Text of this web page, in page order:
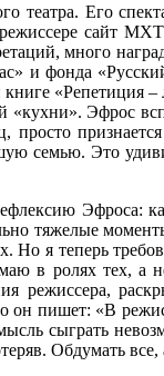
театра. Его
сайт
много
и фонда
«Репетиция
«кухни». Эфрос
семью. Это
Эфроса:
тяжелые
Но я теперь
в ролях тех,
режиссера,
он пишет: «В
сыграть
Обдумать все,